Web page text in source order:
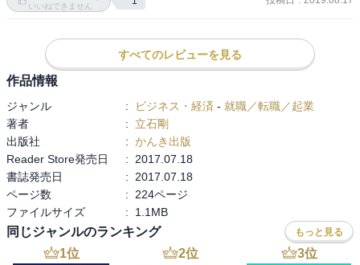
＊信頼、論理、感情の３つが揃った時に「話は強い説得力」を持
その通りだと思いました。
いるので、この本の考え方を活かして人生をより楽しい物に変えて
行きます。
伝えるって楽しい！
いいねできません
すべてのレビューを見る
作品情報
ジャンル : ビジネス・経済 - 就職／転職／起業
著者
:
立石剛
出版社
: かんき出版
Reader Store発売日
:
2017.07.18
書誌発売日
:
2017.07.18
ページ数
:
224ページ
ファイルサイズ
: 1.1MB
同じジャンルのランキング もっと見る
1位 2位 3位